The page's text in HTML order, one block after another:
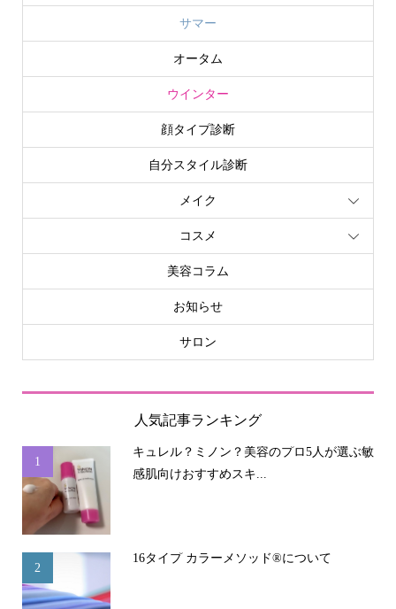
サマー
オータム
ウインター
顔タイプ診断
自分スタイル診断
メイク
コスメ
美容コラム
お知らせ
サロン
人気記事ランキング
1
キュレル？ミノン？美容のプロ5人が選ぶ敏
感肌向けおすすめスキ...
2
16タイプ カラーメソッド®について